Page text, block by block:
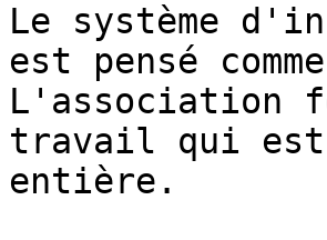
Le système
est pensé
L'association
travail qui est
entière.